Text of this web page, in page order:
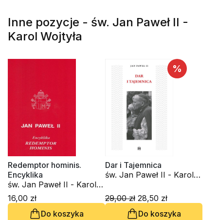
Inne pozycje - św. Jan Paweł II -
Karol Wojtyła
Redemptor hominis.
Encyklika
św. Jan Paweł II - Karol
Wojtyła
16,00 zł
Do koszyka
%
Dar i Tajemnica
św. Jan Paweł II - Karol
29,00 zł 28,50 zł
Do koszyka